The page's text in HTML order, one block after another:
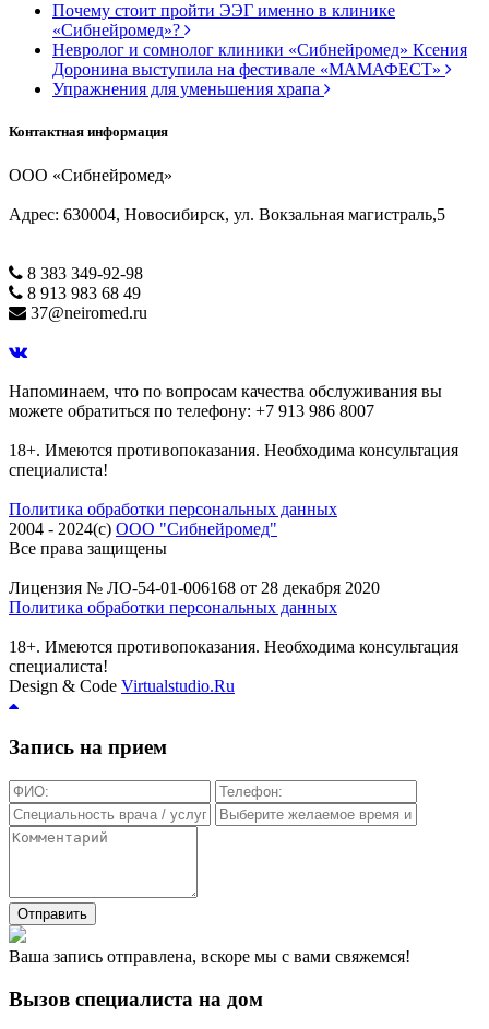
Почему стоит пройти ЭЭГ именно в клинике
«Сибнейромед»?
Невролог и сомнолог клиники «Сибнейромед» Ксения
Доронина выступила на фестивале «МАМАФЕСТ»
Упражнения для уменьшения храпа
Контактная информация
ООО «Сибнейромед»
Адрес: 630004, Новосибирск, ул. Вокзальная магистраль,5
8 383 349-92-98
8 913 983 68 49
37@neiromed.ru
Напоминаем, что по вопросам качества обслуживания вы
можете обратиться по телефону: +7 913 986 8007
18+. Имеются противопоказания. Необходима консультация
специалиста!
Политика обработки персональных данных
2004 - 2024(c) ООО "Сибнейромед"
Все права защищены
Лицензия № ЛО-54-01-006168 от 28 декабря 2020
Политика обработки персональных данных
18+. Имеются противопоказания. Необходима консультация
специалиста!
Design & Code Virtualstudio.Ru
Запись на прием
Отправить
Ваша запись отправлена, вскоре мы с вами свяжемся!
Вызов специалиста на дом